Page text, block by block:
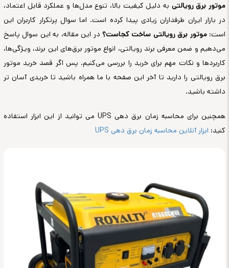
موتور برق رویالتی به دلیل کیفیت بالا، تنوع مدل‌ها و عملکرد قابل اعتماد،
در بازار ایران طرفداران زیادی پیدا کرده است. اما سوال پرتکرار کاربران این
است:موتور برق رویالتی ساخت کجاست؟ در این مقاله، به این سوال پاسخ
می‌دهیم و ضمن معرفی برند رویالتی، انواع موتور برق‌های این برند، ویژگی‌ها،
کاربردها و نکات مهم برای خرید را بررسی می‌کنیم. پس اگر قصد خرید موتور
برق رویالتی را دارید تا آخر این صفحه با ما همراه باشید تا خریدی آسان تر
داشته باشید.
همچنین برای محاسبه زمان برق دهی UPS می توانید از این ابزار استفاده
کنید: ابزار آنلاین محاسبه زمان برق دهی UPS